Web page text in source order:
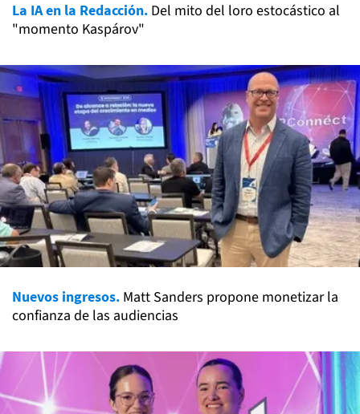
La IA en la Redacción. Del mito del loro estocástico al
"momento Kaspárov"
Nuevos ingresos. Matt Sanders propone monetizar la
confianza de las audiencias